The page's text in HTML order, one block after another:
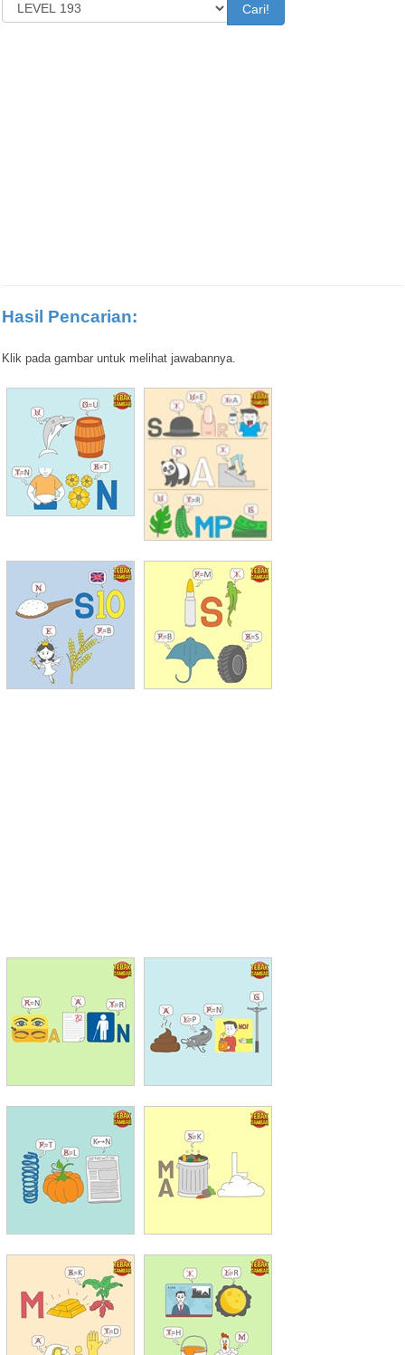
Cari!
Hasil Pencarian:
Klik pada gambar untuk melihat jawabannya.